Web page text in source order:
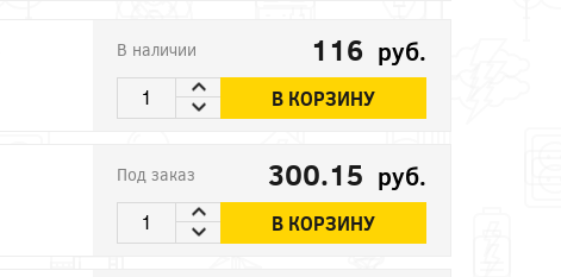
В наличии 116 руб.
В КОРЗИНУ
Под заказ 300.15 руб.
В КОРЗИНУ